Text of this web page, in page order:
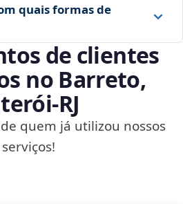
quais formas de
de clientes
no Barreto,
quem já utilizou nossos
serviços!